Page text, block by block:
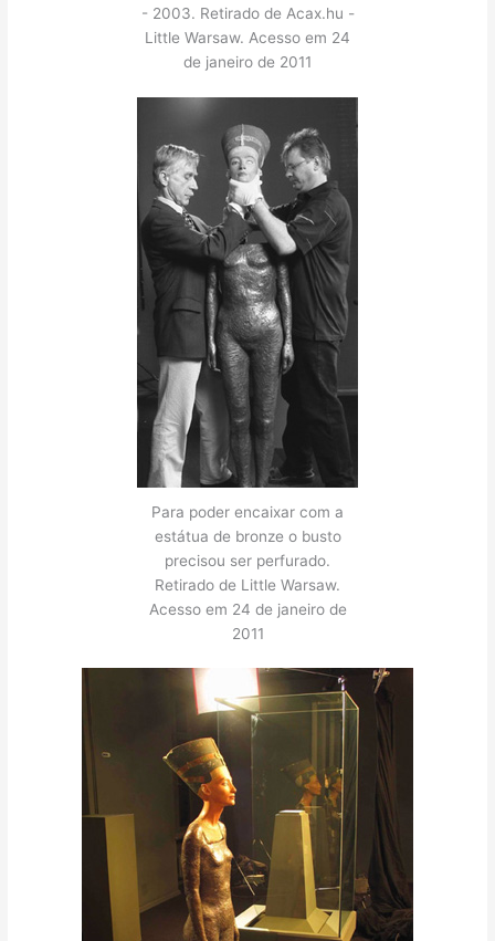
- 2003. Retirado de Acax.hu -
Little Warsaw. Acesso em 24
de janeiro de 2011
Para poder encaixar com a
estátua de bronze o busto
precisou ser perfurado.
Retirado de Little Warsaw.
Acesso em 24 de janeiro de
2011